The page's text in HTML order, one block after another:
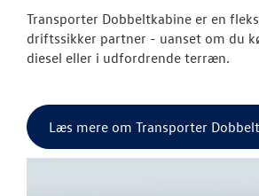
Transporter Dobbeltkabine er en
driftssikker partner - uanset om du
diesel eller i udfordrende terræn.
Læs mere om Transporter